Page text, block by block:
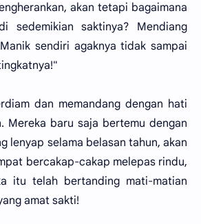
akan tetapi bagaimana
sedemikian saktinya? Mendiang
sendiri agaknya tidak sampai
dan memandang dengan hati
Mereka baru saja bertemu dengan
lenyap selama belasan tahun, akan
bercakap-cakap melepas rindu,
itu telah bertanding mati-matian
amat sakti!